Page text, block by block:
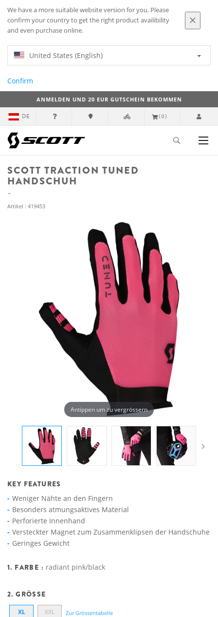
We have a more suitable website version for you. Please
confirm your country to get the right product availibility
and even purchase online.
United States (English)
Confirm
ANMELDEN UND 20 EUR GUTSCHEIN BEKOMMEN
DE (0)
SCOTT TRACTION TUNED
HANDSCHUH
Artikel : 419453
Antippen um zu vergrössern
KEY FEATURES
Weniger Nähte an den Fingern
Besonders atmungsaktives Material
Perforierte Innenhand
Versteckter Magnet zum Zusammenklipsen der Handschuhe
Geringes Gewicht
1. FARBE : radiant pink/black
2. GRÖSSE
XL XXL Zur Grössentabelle